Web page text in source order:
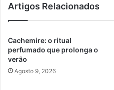
Artigos Relacionados
Cachemire: o ritual
perfumado que prolonga o
verão
Agosto 9, 2026